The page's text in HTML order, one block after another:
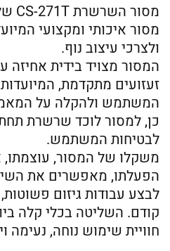
מסור איכותי ומקצועי
ולצרכי עיצוב נוף.
המסור מצויד בידית אחיזה
זעזועים מתקדמת,
המשתמש ולהקלה על
כן, למסור לוכד שרשרת
לבטיחות המשתמש.
משקלו של המסור,
הפעלתו, מאפשרים את
לבצע עבודות גיזום
קודם. השליטה בכלי קלה
חוויית שימוש נוחה, נעימה